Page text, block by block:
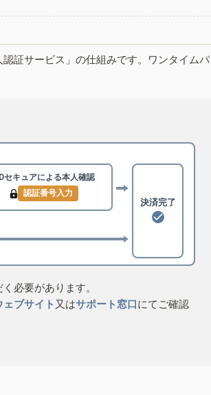
証サービス」の仕組みです。ワンタイムパ
セキュアによる本人確認
認証番号入力
決済完了
必要があります。
ブサイト 又はサポート窓口にてご確認